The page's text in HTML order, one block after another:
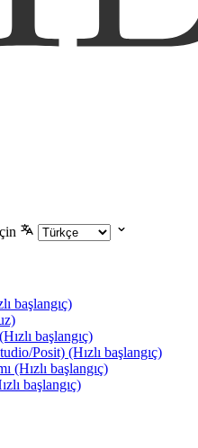
başlangıç)
başlangıç)
Posit) (Hızlı başlangıç)
(Hızlı başlangıç)
başlangıç)